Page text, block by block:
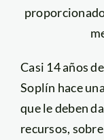
Casi 14 años
Soplín hace
que le deben
recursos,